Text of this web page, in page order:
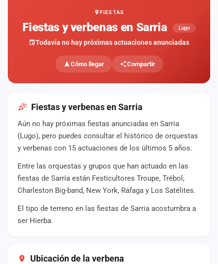
FIESTAS
Fiestas y verbenas en Sarria Lugo
Todavía no hay próximas actuaciones anunciadas
Cómo llegar Compartir
Fiestas y verbenas en Sarria
Aún no hay próximas fiestas anunciadas en Sarria
(Lugo), pero puedes consultar el histórico de orquestas
y verbenas con 15 actuaciones de los últimos 5 años.
Entre las orquestas y grupos que han actuado en las
fiestas de Sarria están Festicultores Troupe, Trébol,
Charleston Big-band, New York, Ráfaga y Los Satélites.
El tipo de terreno en las fiestas de Sarria acostumbra a
ser Hierba.
Ubicación de la verbena
fiestas
Vídeos
Anuncios
Iniciar
Crear
cuenta